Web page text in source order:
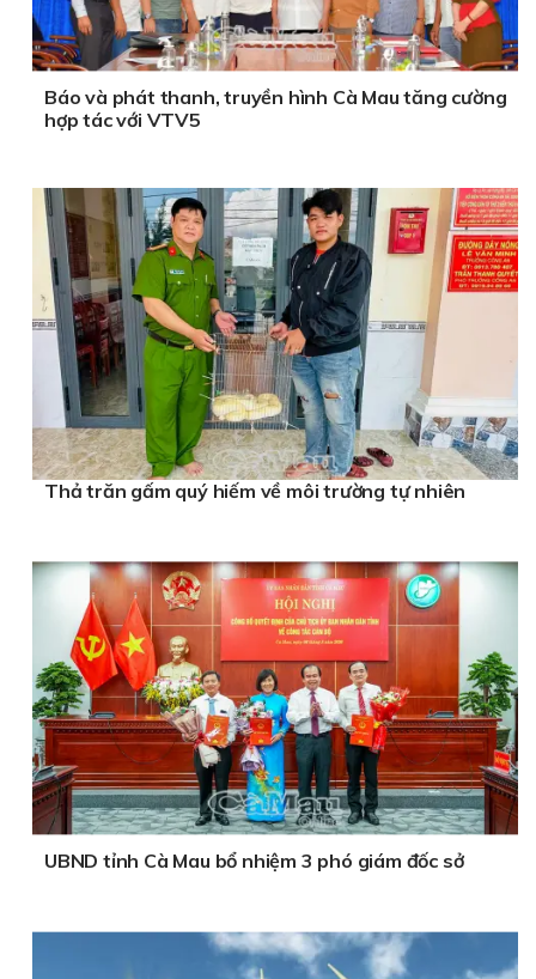
Báo và phát thanh, truyền hình Cà Mau tăng cường
hợp tác với VTV5
Thả trăn gấm quý hiếm về môi trường tự nhiên
UBND tỉnh Cà Mau bổ nhiệm 3 phó giám đốc sở